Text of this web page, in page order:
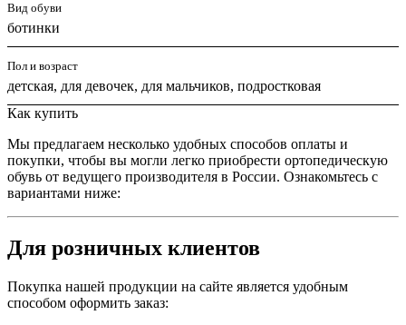
Вид обуви
ботинки
Пол и возраст
детская, для девочек, для мальчиков, подростковая
Как купить
Мы предлагаем несколько удобных способов оплаты и
покупки, чтобы вы могли легко приобрести ортопедическую
обувь от ведущего производителя в России. Ознакомьтесь с
вариантами ниже:
Для розничных клиентов
Покупка нашей продукции на сайте является удобным
способом оформить заказ: